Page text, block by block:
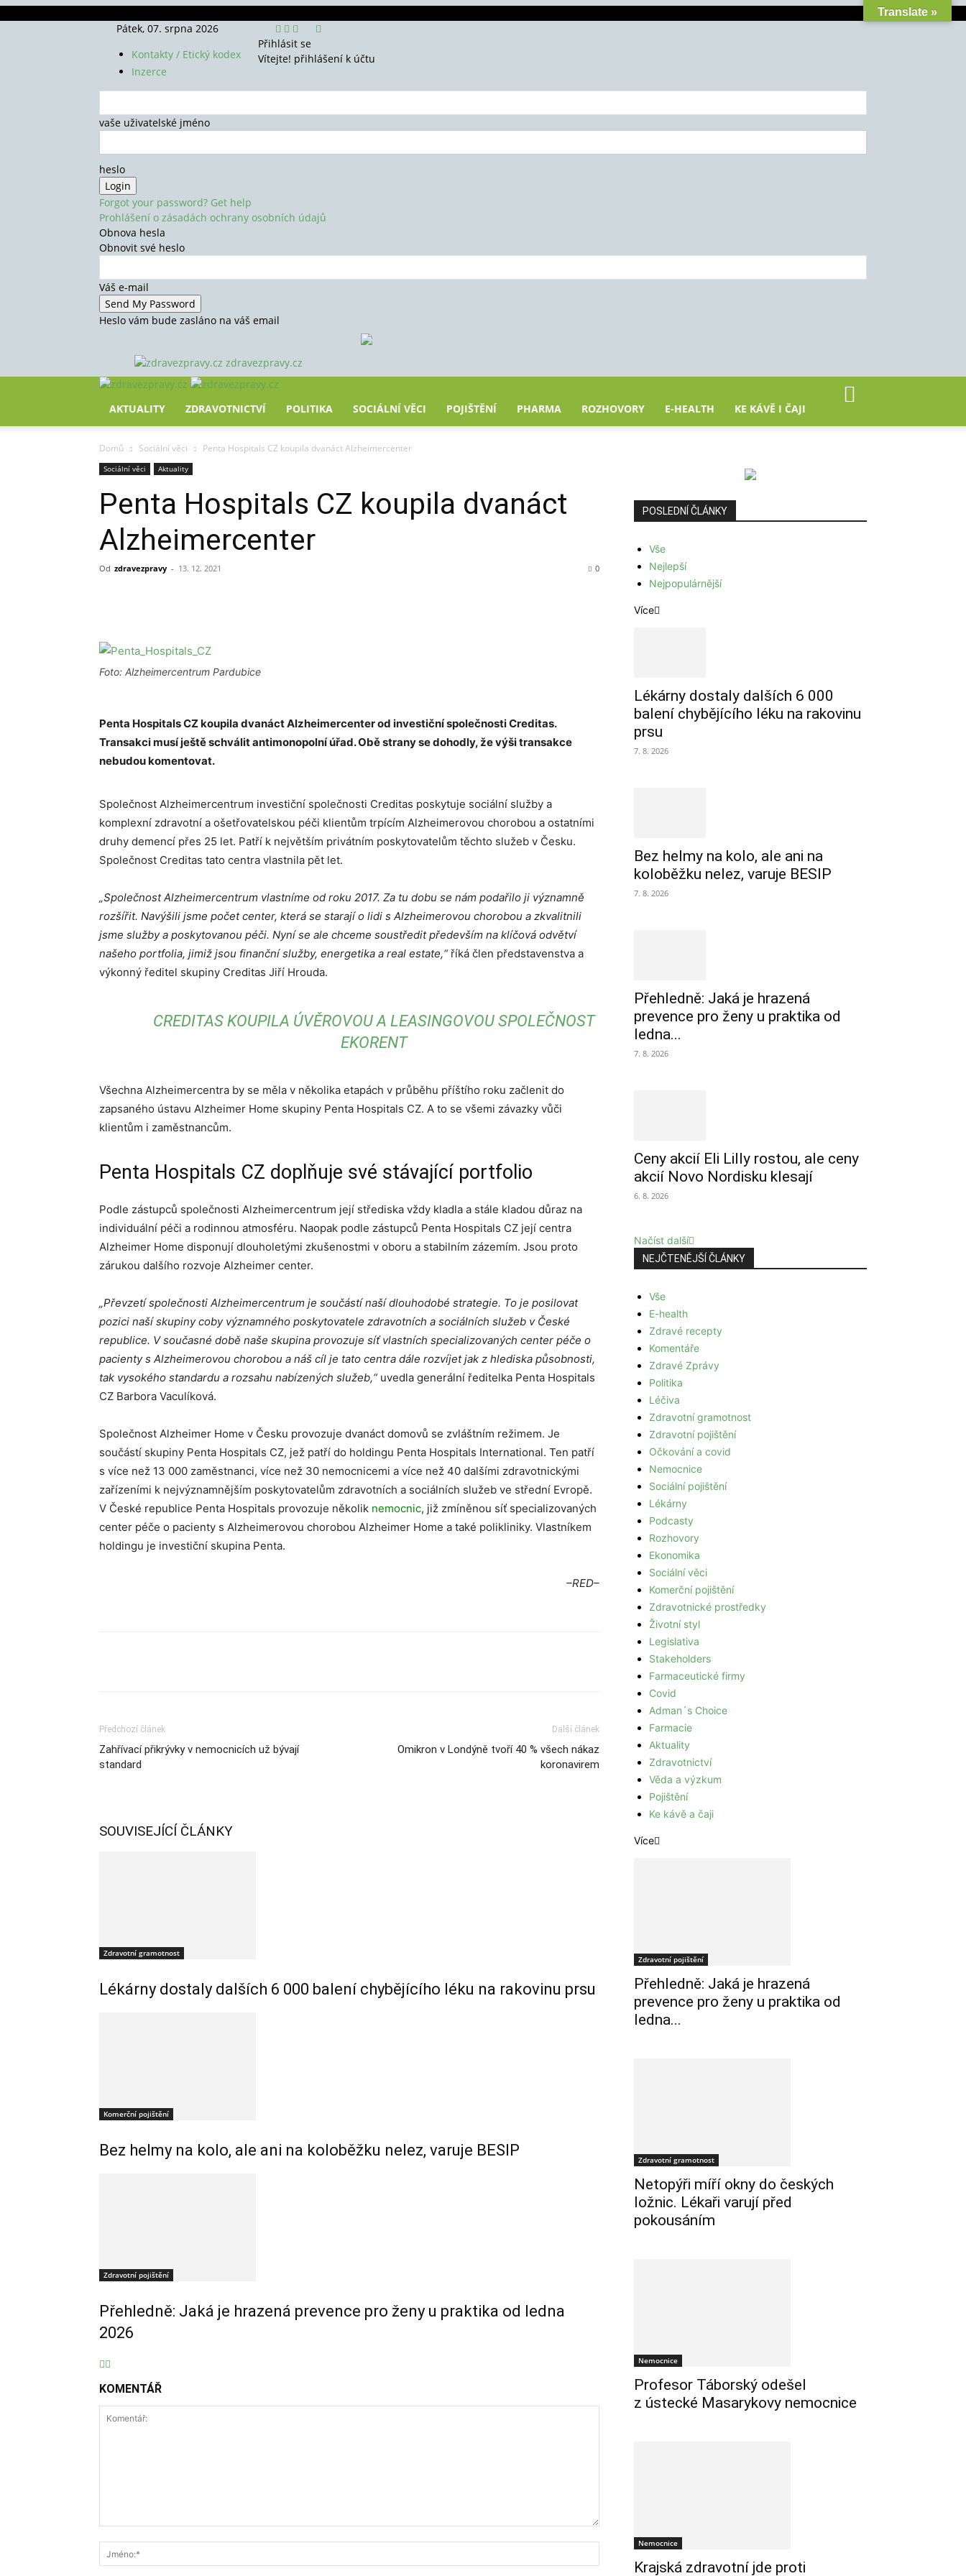
Pátek, 07. srpna 2026
Kontakty / Etický kodex
Inzerce
Přihlásit se
Vítejte! přihlášení k účtu
vaše uživatelské jméno
heslo
Forgot your password? Get help
Prohlášení o zásadách ochrany osobních údajů
Obnova hesla
Obnovit své heslo
Váš e-mail
Heslo vám bude zasláno na váš email
zdravezpravy.cz
AKTUALITY ZDRAVOTNICTVÍ POLITIKA SOCIÁLNÍ VĚCI POJIŠTĚNÍ PHARMA ROZHOVORY E-HEALTH KE KÁVĚ I ČAJI
Domů Sociální věci Penta Hospitals CZ koupila dvanáct Alzheimercenter
Sociální věci Aktuality
Penta Hospitals CZ koupila dvanáct
Alzheimercenter
Od zdravezpravy - 13. 12. 2021 0
Foto: Alzheimercentrum Pardubice
Penta Hospitals CZ koupila dvanáct Alzheimercenter od investiční společnosti Creditas.
Transakci musí ještě schválit antimonopolní úřad. Obě strany se dohodly, že výši transakce
nebudou komentovat.
Společnost Alzheimercentrum investiční společnosti Creditas poskytuje sociální služby a
komplexní zdravotní a ošetřovatelskou péči klientům trpícím Alzheimerovou chorobou a ostatními
druhy demencí přes 25 let. Patří k největším privátním poskytovatelům těchto služeb v Česku.
Společnost Creditas tato centra vlastnila pět let.
„Společnost Alzheimercentrum vlastníme od roku 2017. Za tu dobu se nám podařilo ji významně
rozšířit. Navýšili jsme počet center, která se starají o lidi s Alzheimerovou chorobou a zkvalitnili
jsme služby a poskytovanou péči. Nyní se ale chceme soustředit především na klíčová odvětví
našeho portfolia, jimiž jsou finančníslužby, energetika a real estate,“ říká člen představenstva a
výkonný ředitel skupiny Creditas Jiří Hrouda.
CREDITAS KOUPILA ÚVĚROVOU A LEASINGOVOU SPOLEČNOST
EKORENT
Všechna Alzheimercentra by se měla v několika etapách v průběhu příštího roku začlenit do
zapsaného ústavu Alzheimer Home skupiny Penta Hospitals CZ. A to se všemi závazky vůči
klientům i zaměstnancům.
Penta Hospitals CZ doplňuje své stávající portfolio
Podle zástupců společnosti Alzheimercentrum její střediska vždy kladla a stále kladou důraz na
individuální péči a rodinnou atmosféru. Naopak podle zástupců Penta Hospitals CZ její centra
Alzheimer Home disponují dlouholetými zkušenostmi v oboru a stabilním zázemím. Jsou proto
zárukou dalšího rozvoje Alzheimer center.
„Převzetí společnosti Alzheimercentrum je součástí naší dlouhodobé strategie. To je posilovat
pozici naší skupiny coby významného poskytovatele zdravotních a sociálních služeb v České
republice. V současné době naše skupina provozuje síť vlastních specializovaných center péče o
pacienty s Alzheimerovou chorobou a náš cíl je tato centra dále rozvíjet jak z hlediska působnosti,
tak vysokého standardu a rozsahu nabízených služeb,“ uvedla generální ředitelka Penta Hospitals
CZ Barbora Vaculíková.
Společnost Alzheimer Home v Česku provozuje dvanáct domovů se zvláštním režimem. Je
součástí skupiny Penta Hospitals CZ, jež patří do holdingu Penta Hospitals International. Ten patří
s více než 13 000 zaměstnanci, více než 30 nemocnicemi a více než 40 dalšími zdravotnickými
zařízeními k nejvýznamnějším poskytovatelům zdravotních a sociálních služeb ve střední Evropě.
V České republice Penta Hospitals provozuje několik nemocnic, již zmíněnou síť specializovaných
center péče o pacienty s Alzheimerovou chorobou Alzheimer Home a také polikliniky. Vlastníkem
holdingu je investiční skupina Penta.
–RED–
Předchozí článek
Zahřívací přikrývky v nemocnicích už bývají
standard
Další článek
Omikron v Londýně tvoří 40 % všech nákaz
koronavirem
SOUVISEJÍCÍ ČLÁNKY
Zdravotní gramotnost
Lékárny dostaly dalších 6 000 balení chybějícího léku na rakovinu prsu
Komerční pojištění
Bez helmy na kolo, ale ani na koloběžku nelez, varuje BESIP
Zdravotní pojištění
Přehledně: Jaká je hrazená prevence pro ženy u praktika od ledna
2026
KOMENTÁŘ
POSLEDNÍ ČLÁNKY
Vše
Nejlepší
Nejpopulárnější
Více
Lékárny dostaly dalších 6 000
balení chybějícího léku na rakovinu
prsu
7. 8. 2026
Bez helmy na kolo, ale ani na
koloběžku nelez, varuje BESIP
7. 8. 2026
Přehledně: Jaká je hrazená
prevence pro ženy u praktika od
ledna...
7. 8. 2026
Ceny akcií Eli Lilly rostou, ale ceny
akcií Novo Nordisku klesají
6. 8. 2026
Načíst další
NEJČTENĚJŠÍ ČLÁNKY
Vše
E-health
Zdravé recepty
Komentáře
Zdravé Zprávy
Politika
Léčiva
Zdravotní gramotnost
Zdravotní pojištění
Očkování a covid
Nemocnice
Sociální pojištění
Lékárny
Podcasty
Rozhovory
Ekonomika
Sociální věci
Komerční pojištění
Zdravotnické prostředky
Životní styl
Legislativa
Stakeholders
Farmaceutické firmy
Covid
Adman´s Choice
Farmacie
Aktuality
Zdravotnictví
Věda a výzkum
Pojištění
Ke kávě a čaji
Více
Zdravotní pojištění
Přehledně: Jaká je hrazená
prevence pro ženy u praktika od
ledna...
Zdravotní gramotnost
Netopýři míří okny do českých
ložnic. Lékaři varují před
pokousáním
Nemocnice
Profesor Táborský odešel
z ústecké Masarykovy nemocnice
Nemocnice
Krajská zdravotní jde proti
Translate »